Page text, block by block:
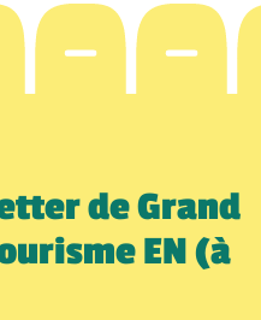
de Grand
EN (à